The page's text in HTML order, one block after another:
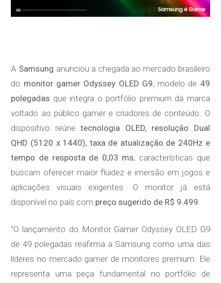
A Samsung anunciou a chegada ao mercado brasileiro
do monitor gamer Odyssey OLED G9, modelo de 49
polegadas que integra o portfólio premium da marca
voltado ao público gamer e criadores de conteúdo. O
dispositivo reúnetecnologia OLED, resolução Dual
QHD (5120 x 1440), taxa de atualização de 240Hz e
tempo de resposta de 0,03 ms, características que
buscam oferecer maior fluidez e imersão em jogos e
aplicações visuais exigentes. O monitor já está
disponível no país com preço sugerido de R$ 9.499.
“O lançamento do Monitor Gamer Odyssey OLED G9
de 49 polegadas reafirma a Samsung como uma das
líderes no mercado gamer de monitores premium. Ele
representa uma peça fundamental no portfólio de